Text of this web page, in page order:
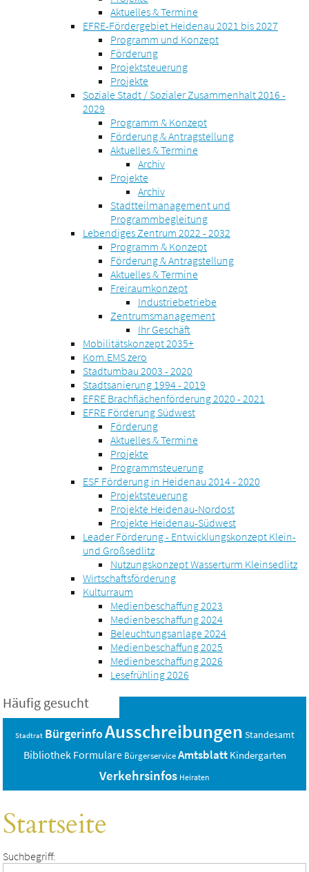
Aktuelles & Termine
EFRE-Fördergebiet Heidenau 2021 bis 2027
Programm und Konzept
Förderung
Projektsteuerung
Projekte
Soziale Stadt / Sozialer Zusammenhalt 2016 -
2029
Programm & Konzept
Förderung & Antragstellung
Aktuelles & Termine
Archiv
Projekte
Archiv
Stadtteilmanagement und
Programmbegleitung
Lebendiges Zentrum 2022 - 2032
Programm & Konzept
Förderung & Antragstellung
Aktuelles & Termine
Freiraumkonzept
Industriebetriebe
Zentrumsmanagement
Ihr Geschäft
Mobilitätskonzept 2035+
Kom.EMS zero
Stadtumbau 2003 - 2020
Stadtsanierung 1994 - 2019
EFRE Brachflächenförderung 2020 - 2021
EFRE Förderung Südwest
Förderung
Aktuelles & Termine
Projekte
Programmsteuerung
ESF Förderung in Heidenau 2014 - 2020
Projektsteuerung
Projekte Heidenau-Nordost
Projekte Heidenau-Südwest
Leader Förderung - Entwicklungskonzept Klein-
und Großsedlitz
Nutzungskonzept Wasserturm Kleinsedlitz
Wirtschaftsförderung
Kulturraum
Medienbeschaffung 2023
Medienbeschaffung 2024
Beleuchtungsanlage 2024
Medienbeschaffung 2025
Medienbeschaffung 2026
Lesefrühling 2026
Häufig gesucht
Stadtrat BürgerinfoAusschreibungen Standesamt
Bibliothek Formulare Bürgerservice Amtsblatt Kindergarten
Verkehrsinfos Heiraten
Startseite
Suchbegriff: